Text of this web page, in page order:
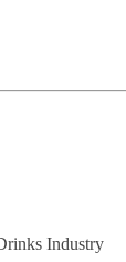
Industry